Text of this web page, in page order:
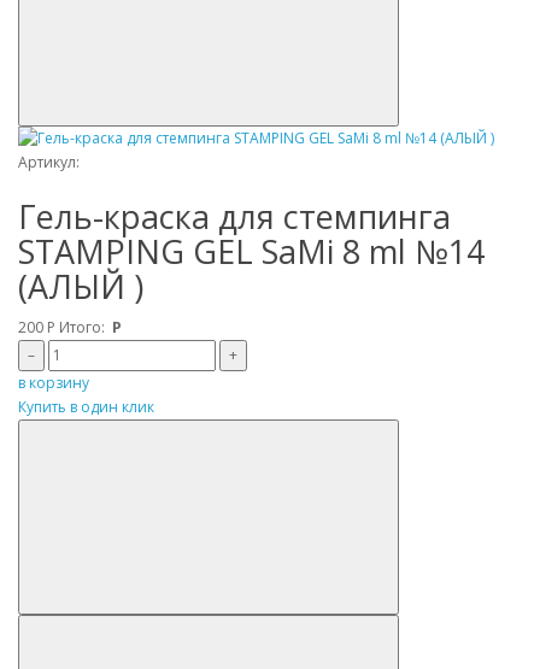
Артикул:
Гель-краска для стемпинга
STAMPING GEL SaMi 8 ml №14
(АЛЫЙ )
200 Р Итого: Р
–
+
в корзину
Купить в один клик